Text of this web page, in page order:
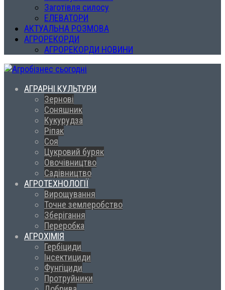
Заготівля силосу
ЕЛЕВАТОРИ
АКТУАЛЬНА РОЗМОВА
АГРОРЕКОРДИ
АГРОРЕКОРДИ НОВИНИ
АГРАРНІ КУЛЬТУРИ
Зернові
Соняшник
Кукурудза
Ріпак
Соя
Цукровий буряк
Овочівництво
Садівництво
АГРОТЕХНОЛОГІЇ
Вирощування
Точне землеробство
Зберігання
Переробка
АГРОХІМІЯ
Гербіциди
Інсектициди
Фунгіциди
Протруйники